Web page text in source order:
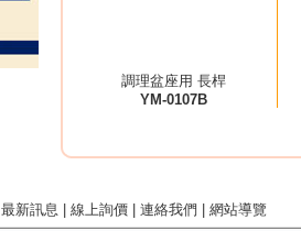
調理盆座用 長桿
YM-0107B
最新訊息 線上詢價 連絡我們 網站導覽